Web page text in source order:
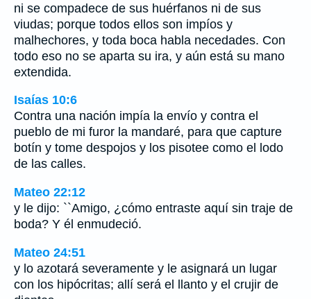
ni se compadece de sus huérfanos ni de sus
viudas; porque todos ellos son impíos y
malhechores, y toda boca habla necedades. Con
todo eso no se aparta su ira, y aún está su mano
extendida.
Isaías 10:6
Contra una nación impía la envío y contra el
pueblo de mi furor la mandaré, para que capture
botín y tome despojos y los pisotee como el lodo
de las calles.
Mateo 22:12
y le dijo: ``Amigo, ¿cómo entraste aquí sin traje de
boda? Y él enmudeció.
Mateo 24:51
y lo azotará severamente y le asignará un lugar
con los hipócritas; allí será el llanto y el crujir de